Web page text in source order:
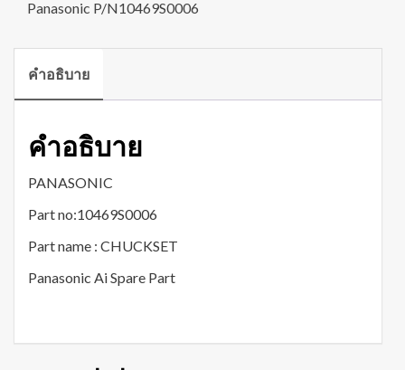
Panasonic P/N10469S0006
คำอธิบาย
คำอธิบาย
PANASONIC
Part no:10469S0006
Part name : CHUCKSET
Panasonic Ai Spare Part